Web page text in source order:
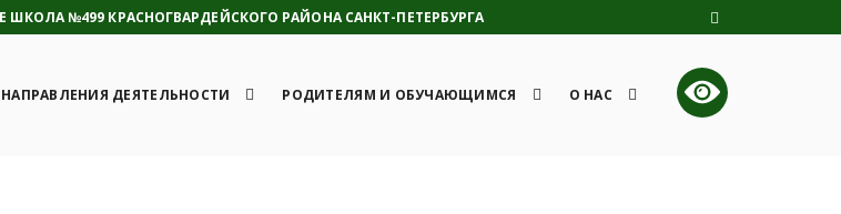
№499 КРАСНОГВАРДЕЙСКОГО РАЙОНА САНКТ-ПЕТЕРБУРГА
НАПРАВЛЕНИЯ ДЕЯТЕЛЬНОСТИ РОДИТЕЛЯМ И ОБУЧАЮЩИМСЯ О НАС